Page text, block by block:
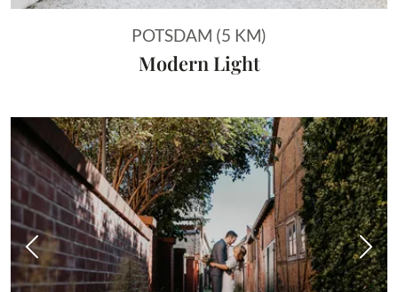
POTSDAM (5 KM)
Modern Light
Vorheriges Bild